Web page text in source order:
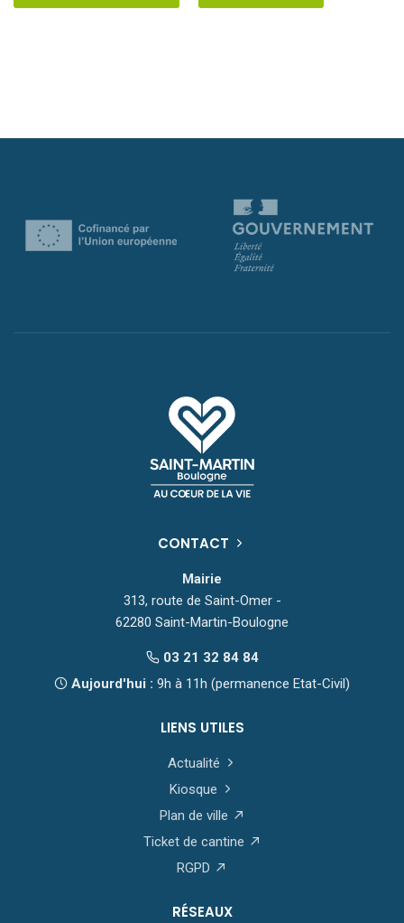
CONTACT
Mairie
313, route de Saint-Omer -
62280 Saint-Martin-Boulogne
03 21 32 84 84
Aujourd'hui : 9h à 11h (permanence Etat-Civil)
LIENS UTILES
Actualité
Kiosque
Plan de ville
Ticket de cantine
RGPD
RÉSEAUX